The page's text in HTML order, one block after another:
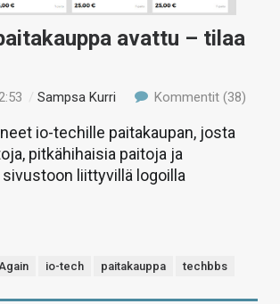
avattu – tilaa
/Sampsa Kurri Kommentit (38)
io-techille paitakaupan, josta
pitkähihaisia paitoja ja
sivustoon liittyvillä logoilla
io-tech paitakauppa techbbs